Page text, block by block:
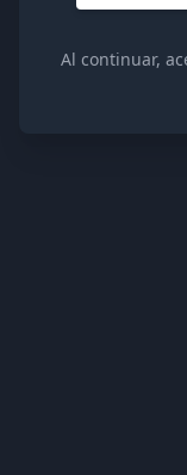
Al continuar,